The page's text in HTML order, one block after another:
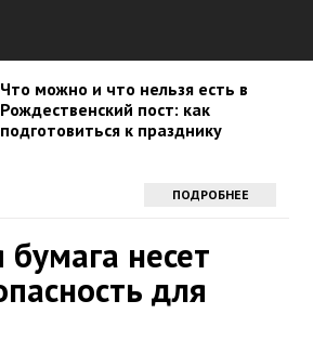
Что можно и что нельзя есть в
Рождественский пост: как
подготовиться к празднику
ПОДРОБНЕЕ
бумага несет
для